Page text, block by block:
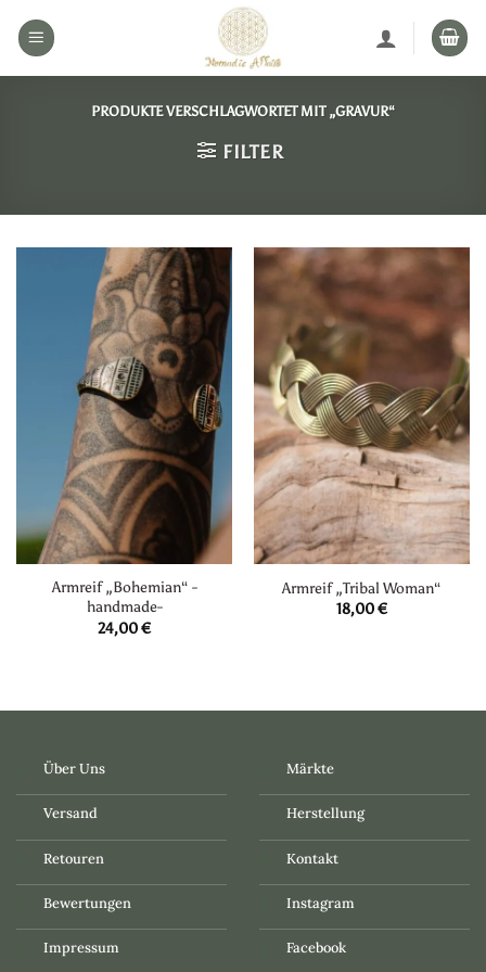
Inhalt
PRODUKTE VERSCHLAGWORTET MIT „GRAVUR“
FILTER
Armreif „Bohemian“ -
handmade-
24,00€
Armreif „Tribal Woman“
18,00€
Über Uns
Versand
Retouren
Bewertungen
Impressum
Märkte
Herstellung
Kontakt
Instagram
Facebook